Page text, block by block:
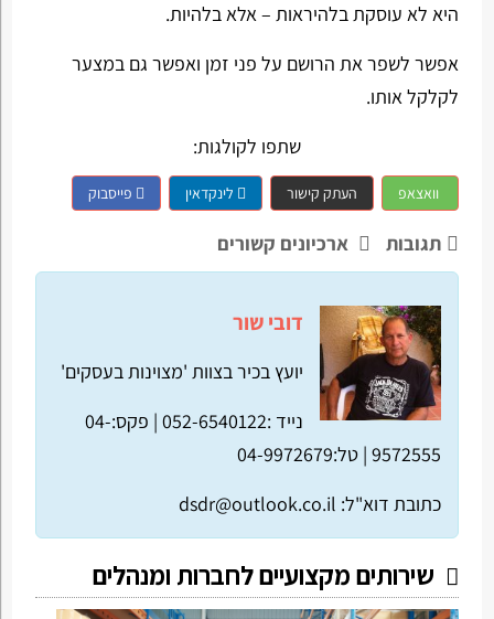
היא לא עוסקת בלהיראות – אלא בלהיות.
אפשר לשפר את הרושם על פני זמן ואפשר גם במצער
לקלקל אותו.
שתפו לקולגות:
וואצאפ העתק קישור לינקדאין פייסבוק
תגובות ארכיונים קשורים
דובי שור
יועץ בכיר בצוות 'מצוינות בעסקים'
נייד :052-6540122 |
פקס:04-
9572555 | טל:04-9972679
כתובת דוא"ל: dsdr@outlook.co.il
שירותים מקצועיים לחברות ומנהלים